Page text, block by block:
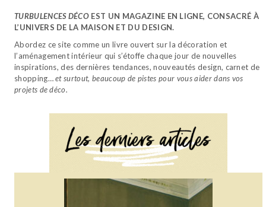
TURBULENCES DÉCO EST UN MAGAZINE EN LIGNE, CONSACRÉ À
L’UNIVERS DE LA MAISON ET DU DESIGN.
Abordez ce site comme un livre ouvert sur la décoration et
l’aménagement intérieur qui s’étoffe chaque jour de nouvelles
inspirations, des dernières tendances, nouveautés design, carnet de
shopping…et surtout, beaucoup de pistes pour vous aider dans vos
projets de déco.